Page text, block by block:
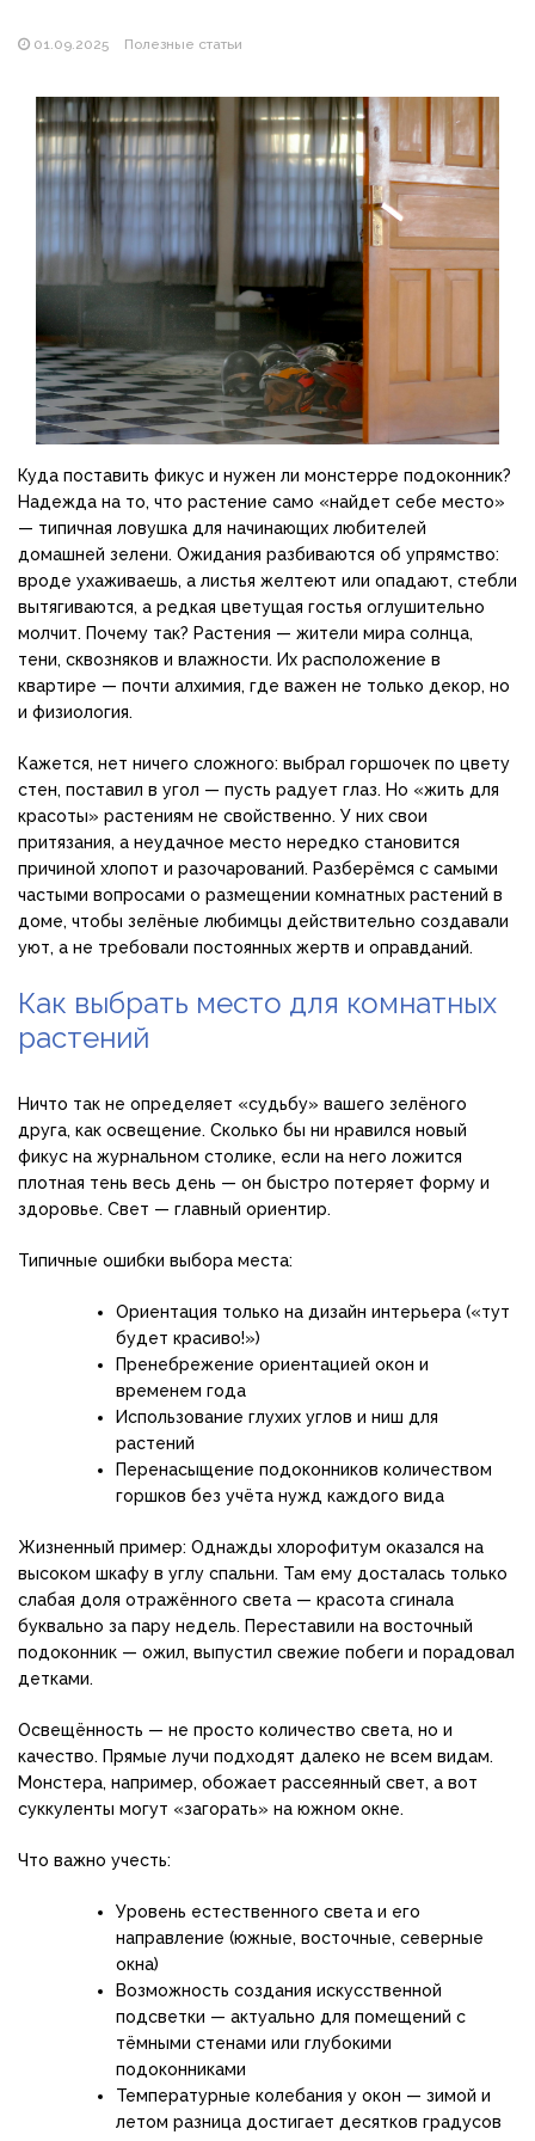
202601.09.2025 Полезные статьи
Куда поставить фикус и нужен ли монстерре подоконник?
Надежда на то, что растение само «найдет себе место»
— типичная ловушка для начинающих любителей
домашней зелени. Ожидания разбиваются об упрямство:
вроде ухаживаешь, а листья желтеют или опадают, стебли
вытягиваются, а редкая цветущая гостья оглушительно
молчит. Почему так? Растения — жители мира солнца,
тени, сквозняков и влажности. Их расположение в
квартире — почти алхимия, где важен не только декор, но
и физиология.
Кажется, нет ничего сложного: выбрал горшочек по цвету
стен, поставил в угол — пусть радует глаз. Но «жить для
красоты» растениям не свойственно. У них свои
притязания, а неудачное место нередко становится
причиной хлопот и разочарований. Разберёмся с самыми
частыми вопросами о размещении комнатных растений в
доме, чтобы зелёные любимцы действительно создавали
уют, а не требовали постоянных жертв и оправданий.
Как выбрать место для комнатных
растений
Ничто так не определяет «судьбу» вашего зелёного
друга, как освещение. Сколько бы ни нравился новый
фикус на журнальном столике, если на него ложится
плотная тень весь день — он быстро потеряет форму и
здоровье. Свет — главный ориентир.
Типичные ошибки выбора места:
Ориентация только на дизайн интерьера («тут
будет красиво!»)
Пренебрежение ориентацией окон и
временем года
Использование глухих углов и ниш для
растений
Перенасыщение подоконников количеством
горшков без учёта нужд каждого вида
Жизненный пример: Однажды хлорофитум оказался на
высоком шкафу в углу спальни. Там ему досталась только
слабая доля отражённого света — красота сгинала
буквально за пару недель. Переставили на восточный
подоконник — ожил, выпустил свежие побеги и порадовал
детками.
Освещённость — не просто количество света, но и
качество. Прямые лучи подходят далеко не всем видам.
Монстера, например, обожает рассеянный свет, а вот
суккуленты могут «загорать» на южном окне.
Что важно учесть:
Уровень естественного света и его
направление (южные, восточные, северные
окна)
Возможность создания искусственной
подсветки — актуально для помещений с
тёмными стенами или глубокими
подоконниками
Температурные колебания у окон — зимой и
летом разница достигает десятков градусов